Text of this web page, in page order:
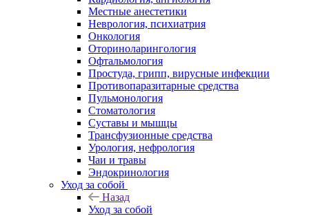
Местные анестетики
Неврология, психиатрия
Онкология
Оториноларингология
Офтальмология
Простуда, грипп, вирусные инфекции
Противопаразитарные средства
Пульмонология
Стоматология
Суставы и мышцы
Трансфузионные средства
Урология, нефрология
Чаи и травы
Эндокринология
Уход за собой
Назад
Уход за собой